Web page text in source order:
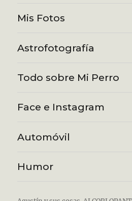
Mis Fotos
Astrofotografía
Todo sobre Mi Perro
Face e Instagram
Automóvil
Humor